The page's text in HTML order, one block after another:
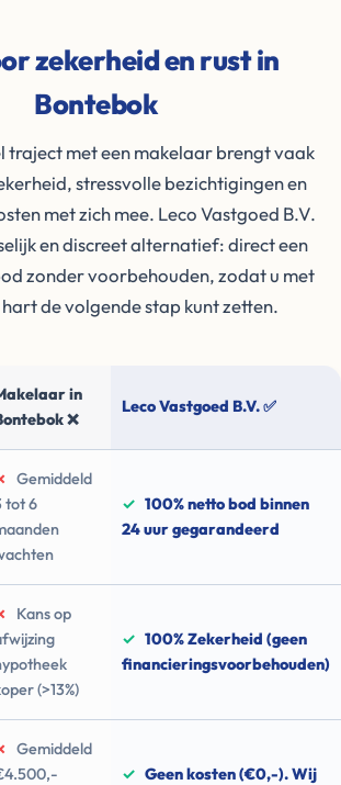
zekerheid en rust in
Bontebok
traject met een makelaar brengt vaak
stressvolle bezichtigingen en
met zich mee. Leco Vastgoed B.V.
en discreet alternatief: direct een
zonder voorbehouden, zodat u met
de volgende stap kunt zetten.
in
❌
Leco Vastgoed B.V. ✅
Gemiddeld
tot 6
✓ 100% netto bod binnen
24 uur gegarandeerd
Kans op
(>13%)
✓ 100% Zekerheid (geen
financieringsvoorbehouden)
Gemiddeld
✓ Geen kosten (€0,-). Wij